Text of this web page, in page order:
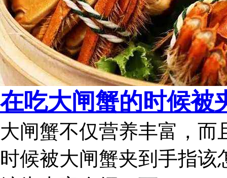
在吃大闸蟹的时候被
大闸蟹不仅营养丰富，
时候被大闸蟹夹到手指